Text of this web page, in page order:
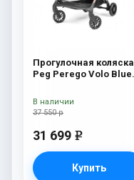
Прогулочная коляска
Peg Perego Volo Blue
37 550 р
31 699 e
Купить
В наличии